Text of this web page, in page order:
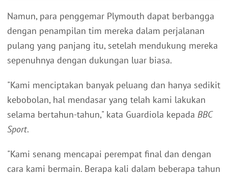
Namun, para penggemar Plymouth dapat berbangga
dengan penampilan tim mereka dalam perjalanan
pulang yang panjang itu, setelah mendukung mereka
sepenuhnya dengan dukungan luar biasa.
"Kami menciptakan banyak peluang dan hanya sedikit
kebobolan, hal mendasar yang telah kami lakukan
selama bertahun-tahun," kata Guardiola kepada BBC
Sport.
"Kami senang mencapai perempat final dan dengan
cara kami bermain. Berapa kali dalam beberapa tahun